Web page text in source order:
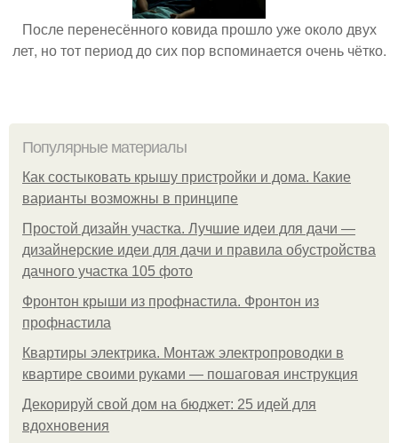
После перенесённого ковида прошло уже около двух
лет, но тот период до сих пор вспоминается очень чётко.
Популярные материалы
Как состыковать крышу пристройки и дома. Какие
варианты возможны в принципе
Простой дизайн участка. Лучшие идеи для дачи —
дизайнерские идеи для дачи и правила обустройства
дачного участка 105 фото
Фронтон крыши из профнастила. Фронтон из
профнастила
Квартиры электрика. Монтаж электропроводки в
квартире своими руками — пошаговая инструкция
Декорируй свой дом на бюджет: 25 идей для
вдохновения